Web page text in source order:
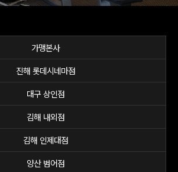
가맹본사
진해 롯데시네마점
대구 상인점
김해 내외점
김해 인제대점
양산 범어점